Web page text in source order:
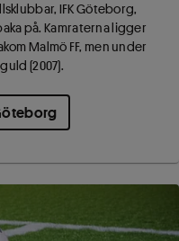
IFK Göteborg,
på. Kamraterna ligger
Malmö FF, men under
(2007).